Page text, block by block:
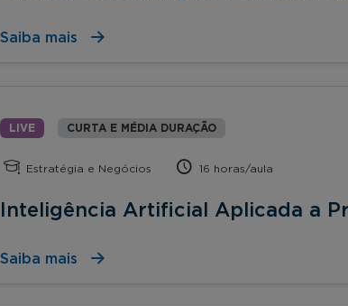
Saiba mais
LIVE CURTA E MÉDIA DURAÇÃO
Estratégia e Negócios 16 horas/aula
Inteligência Artificial Aplicada a
Saiba mais